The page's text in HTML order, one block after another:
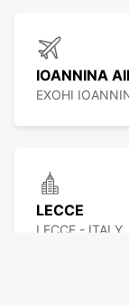
IOANNINA
EXOHI
LECCE
LECCE - ITALY